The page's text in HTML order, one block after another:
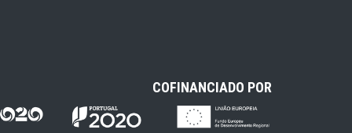
COFINANCIADO POR